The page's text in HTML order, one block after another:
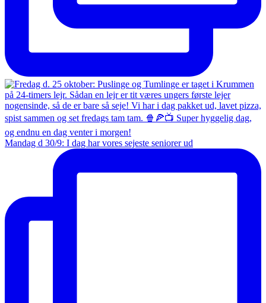
Mandag d 30/9: I dag har vores sejeste seniorer ud